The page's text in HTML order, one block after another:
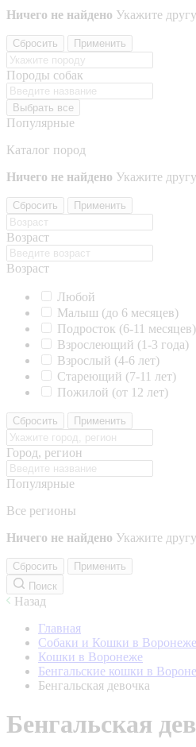
Ничего не найдено Укажите
Сбросить Применить
Породы собак
Выбрать все
Популярные
Каталог пород
Ничего не найдено Укажите
Сбросить Применить
Возраст
Возраст
Любой
Малыш (до 6 месяцев)
Подросток (6-11 месяцев)
Взрослеющий (1-3 года)
Взрослый (4-6 лет)
Стареющий (7-11 лет)
Пожилой (от 12 лет)
Сбросить Применить
Город, регион
Популярные
Все регионы
Ничего не найдено Укажите
Сбросить
Применить
Поиск
Назад
Главная
Собаки и Кошки в Воронеже
Кошки в Воронеже
Бенгальские кошки в
Бенгальская девочка
Бенгальская